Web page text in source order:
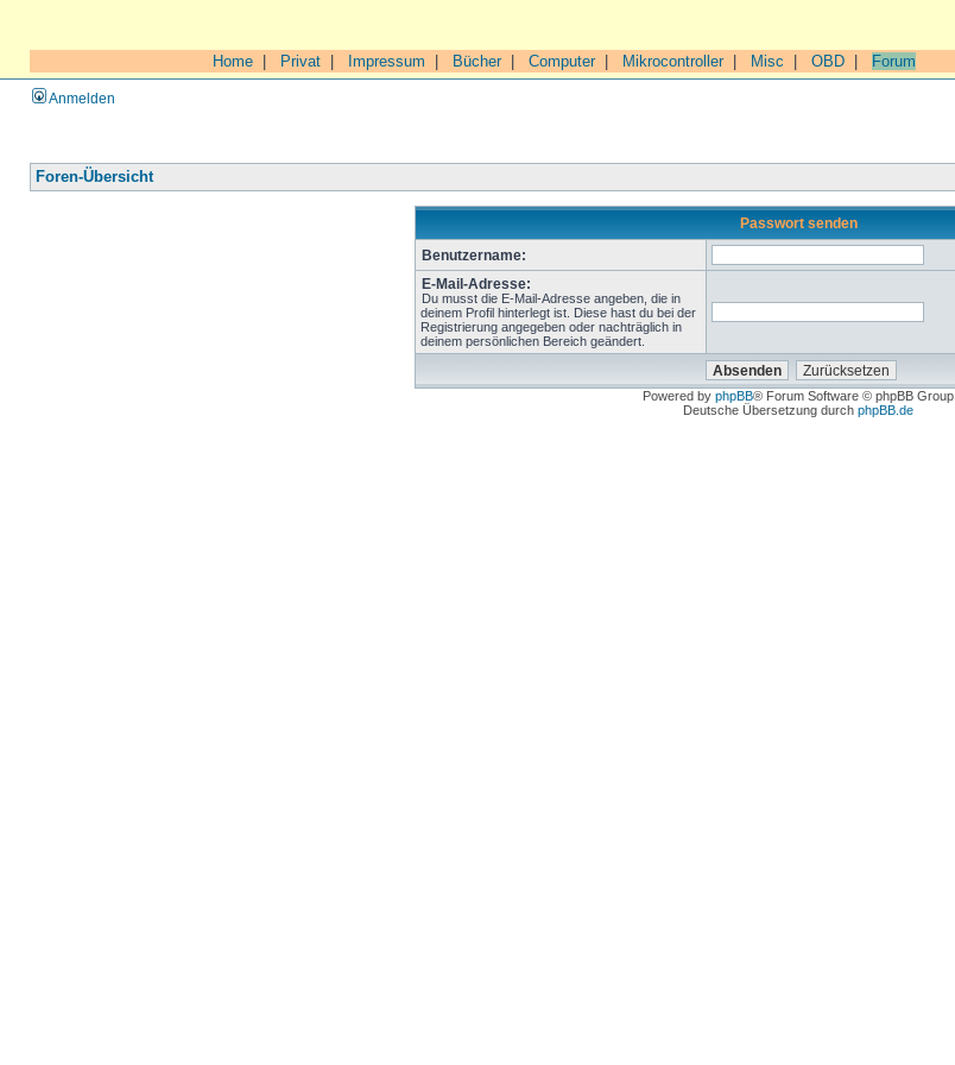
Home Privat Impressum Bücher| Computer| Mikrocontroller| Misc OBD Forum
Anmelden
Foren-Übersicht
Passwort senden
Benutzername:
E-Mail-Adresse:
Du musst die E-Mail-Adresse angeben, die in
deinem Profil hinterlegt ist. Diese hast du bei der
Registrierung angegeben oder nachträglich in
deinem persönlichen Bereich geändert.
Powered by phpBB® Forum Software © phpBB Group
Deutsche Übersetzung durch phpBB.de